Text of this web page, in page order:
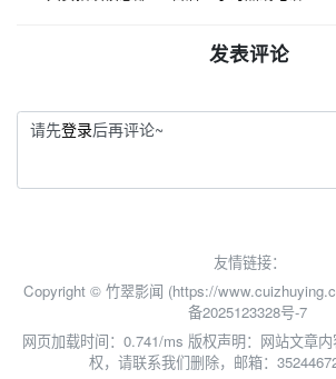
发表评论
请先登录后再评论~
友情链接：
Copyright © 竹翠影闻 (https://
备2025123328号-7
网页加载时间：0.741/ms 版权声明：网站文章
权，请联系我们删除，邮箱：